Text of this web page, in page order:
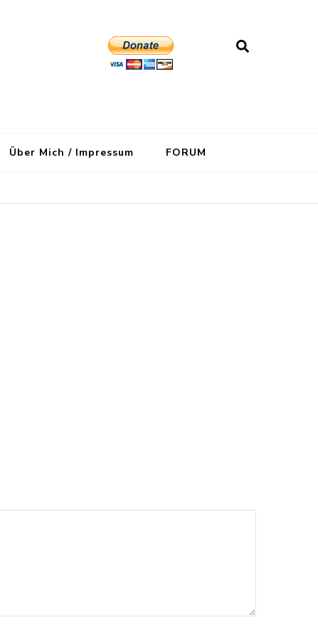
Über Mich / Impressum FORUM